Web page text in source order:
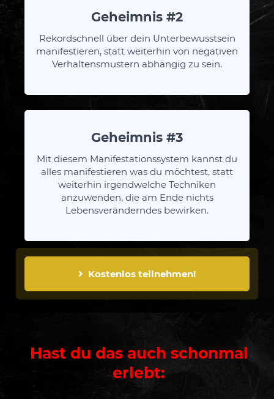
Geheimnis #2
Rekordschnell über dein Unterbewusstsein
manifestieren, statt weiterhin von negativen
Verhaltensmustern abhängig zu sein.
Geheimnis #3
Mit diesem Manifestationssystem kannst du
alles manifestieren was du möchtest, statt
weiterhin irgendwelche Techniken
anzuwenden, die am Ende nichts
Lebensveränderndes bewirken.
Kostenlos teilnehmen!
Hast du das auch schonmal
erlebt: